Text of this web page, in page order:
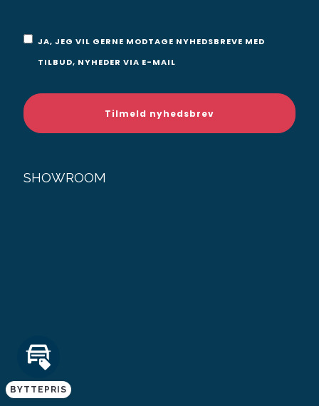
Samtykke
JA, JEG VIL GERNE MODTAGE NYHEDSBREVE MED
TILBUD, NYHEDER VIA E-MAIL
SHOWROOM
BYTTEPRIS